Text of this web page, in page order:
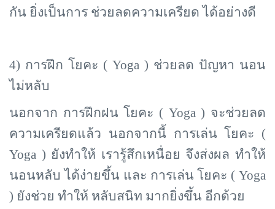
กัน ยิ่งเป็นการ ช่วยลดความเครียด ได้อย่างดี
4) การฝึก โยคะ ( Yoga ) ช่วยลด ปัญหา นอน
ไม่หลับ
นอกจาก การฝึกฝน โยคะ ( Yoga ) จะช่วยลด
ความเครียดแล้ว นอกจากนี้ การเล่น โยคะ (
Yoga ) ยังทำให้ เรารู้สึกเหนื่อย จึงส่งผล ทำให้
นอนหลับ ได้ง่ายขึ้น และ การเล่น โยคะ ( Yoga
) ยังช่วย ทำให้ หลับสนิท มากยิ่งขึ้น อีกด้วย